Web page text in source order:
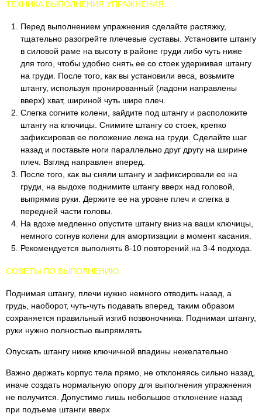
ТЕХНИКА ВЫПОЛНЕНИЯ УПРАЖНЕНИЯ:
Перед выполнением упражнения сделайте растяжку,
тщательно разогрейте плечевые суставы. Установите штангу
в силовой раме на высоту в районе груди либо чуть ниже
для того, чтобы удобно снять ее со стоек удерживая штангу
на груди. После того, как вы установили веса, возьмите
штангу, используя пронированный (ладони направлены
вверх) хват, шириной чуть шире плеч.
Слегка согните колени, зайдите под штангу и расположите
штангу на ключицы. Снимите штангу со стоек, крепко
зафиксировав ее положение лежа на груди. Сделайте шаг
назад и поставьте ноги параллельно друг другу на ширине
плеч. Взгляд направлен вперед.
После того, как вы сняли штангу и зафиксировали ее на
груди, на выдохе поднимите штангу вверх над головой,
выпрямив руки. Держите ее на уровне плеч и слегка в
передней части головы.
На вдохе медленно опустите штангу вниз на ваши ключицы,
немного согнув колени для амортизации в момент касания.
Рекомендуется выполнять 8-10 повторений на 3-4 подхода.
СОВЕТЫ ПО ВЫПОЛНЕНИЮ:
Поднимая штангу, плечи нужно немного отводить назад, а
грудь, наоборот, чуть-чуть подавать вперед, таким образом
сохраняется правильный изгиб позвоночника. Поднимая штангу,
руки нужно полностью выпрямлять
Опускать штангу ниже ключичной впадины нежелательно
Важно держать корпус тела прямо, не отклоняясь сильно назад,
иначе создать нормальную опору для выполнения упражнения
не получится. Допустимо лишь небольшое отклонение назад
при подъеме штанги вверх